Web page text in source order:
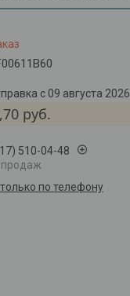
с 09 августа 2026
руб.
510-04-48
продаж
по телефону